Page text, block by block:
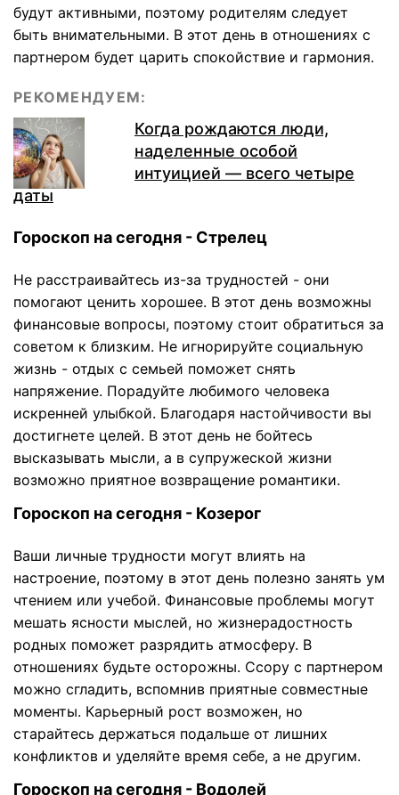
будут активными, поэтому родителям следует
быть внимательными. В этот день в отношениях с
партнером будет царить спокойствие и гармония.
РЕКОМЕНДУЕМ:
Когда рождаются люди,
наделенные особой
интуицией — всего четыре
даты
Гороскоп на сегодня - Стрелец
Не расстраивайтесь из-за трудностей - они
помогают ценить хорошее. В этот день возможны
финансовые вопросы, поэтому стоит обратиться за
советом к близким. Не игнорируйте социальную
жизнь - отдых с семьей поможет снять
напряжение. Порадуйте любимого человека
искренней улыбкой. Благодаря настойчивости вы
достигнете целей. В этот день не бойтесь
высказывать мысли, а в супружеской жизни
возможно приятное возвращение романтики.
Гороскоп на сегодня - Козерог
Ваши личные трудности могут влиять на
настроение, поэтому в этот день полезно занять ум
чтением или учебой. Финансовые проблемы могут
мешать ясности мыслей, но жизнерадостность
родных поможет разрядить атмосферу. В
отношениях будьте осторожны. Ссору с партнером
можно сгладить, вспомнив приятные совместные
моменты. Карьерный рост возможен, но
старайтесь держаться подальше от лишних
конфликтов и уделяйте время себе, а не другим.
Гороскоп на сегодня - Водолей